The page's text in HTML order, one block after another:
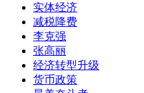
实体经济
减税降费
李克强
张高丽
经济转型升级
货币政策